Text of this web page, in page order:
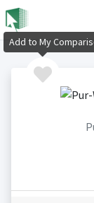
Add to My